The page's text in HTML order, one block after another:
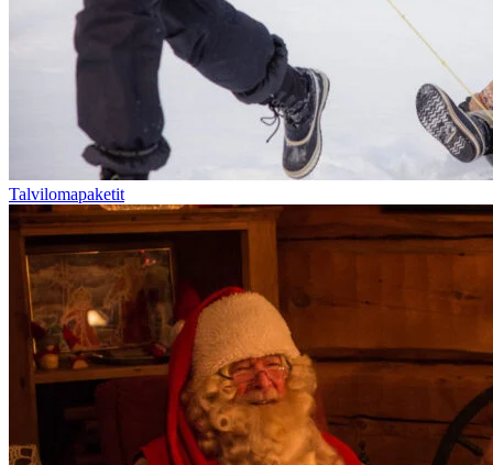
Talvilomapaketit